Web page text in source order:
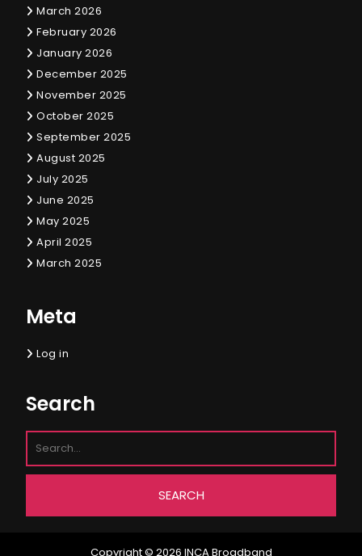
March 2026
February 2026
January 2026
December 2025
November 2025
October 2025
September 2025
August 2025
July 2025
June 2025
May 2025
April 2025
March 2025
Meta
Log in
Search
Copyright © 2026 INCA Broadband